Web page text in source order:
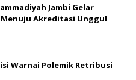
Jambi Gelar
Menuju Akreditasi Unggul
Warnai Polemik Retribusi